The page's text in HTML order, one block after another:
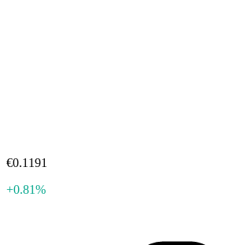
€0.1191
+0.81%